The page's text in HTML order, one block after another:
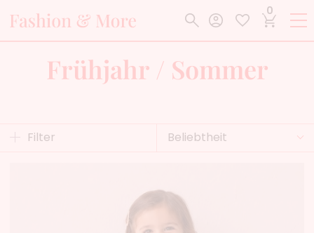
0
Frühjahr / Sommer
Filter Beliebtheit